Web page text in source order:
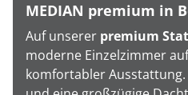
MEDIAN premium in
Auf unserer premium
moderne Einzelzimmer
komfortabler Ausstattung.